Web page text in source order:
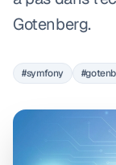
Gotenberg.
#symfony